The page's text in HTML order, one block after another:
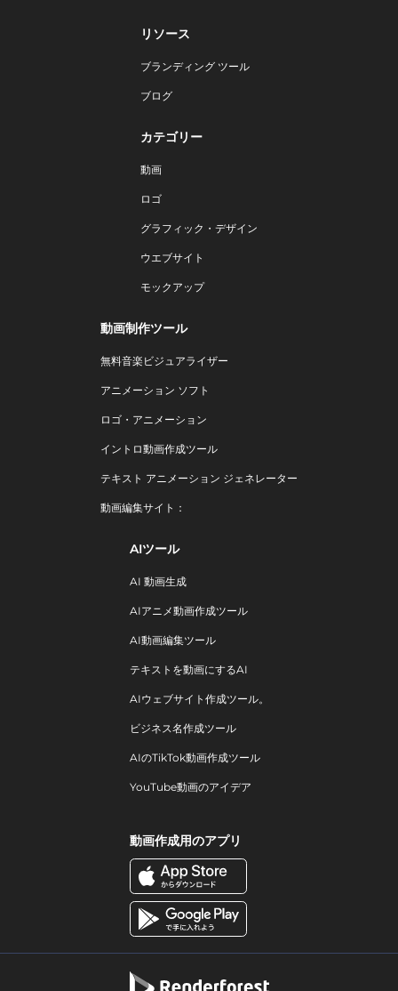
リソース
ブランディング ツール
ブログ
カテゴリー
動画
ロゴ
グラフィック・デザイン
ウエブサイト
モックアップ
動画制作ツール
無料音楽ビジュアライザー
アニメーション ソフト
ロゴ・アニメーション
イントロ動画作成ツール
テキスト アニメーション ジェネレーター
動画編集サイト：
AIツール
AI 動画生成
AIアニメ動画作成ツール
AI動画編集ツール
テキストを動画にするAI
AIウェブサイト作成ツール。
ビジネス名作成ツール
AIのTikTok動画作成ツール
YouTube動画のアイデア
動画作成用のアプリ